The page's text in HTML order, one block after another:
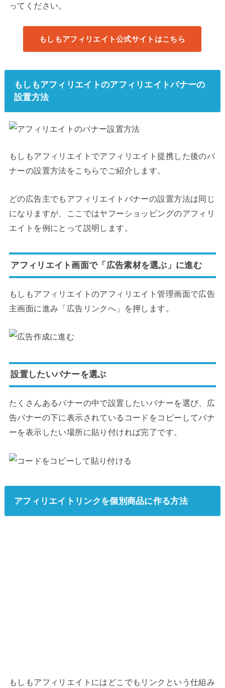
ってください。
もしもアフィリエイト公式サイトはこちら
もしもアフィリエイトのアフィリエイトバナーの
設置方法
もしもアフィリエイトでアフィリエイト提携した後のバ
ナーの設置方法をこちらでご紹介します。
どの広告主でもアフィリエイトバナーの設置方法は同じ
になりますが、ここではヤフーショッピングのアフィリ
エイトを例にとって説明します。
アフィリエイト画面で「広告素材を選ぶ」に進む
もしもアフィリエイトのアフィリエイト管理画面で広告
主画面に進み「広告リンクへ」を押します。
設置したいバナーを選ぶ
たくさんあるバナーの中で設置したいバナーを選び、広
告バナーの下に表示されているコードをコピーしてバナ
ーを表示したい場所に貼り付ければ完了です。
アフィリエイトリンクを個別商品に作る方法
もしもアフィリエイトにはどこでもリンクという仕組み